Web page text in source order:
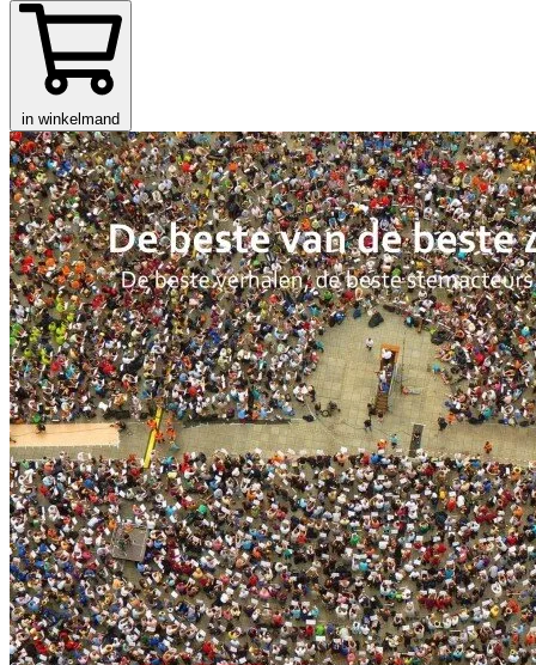
in winkelmand